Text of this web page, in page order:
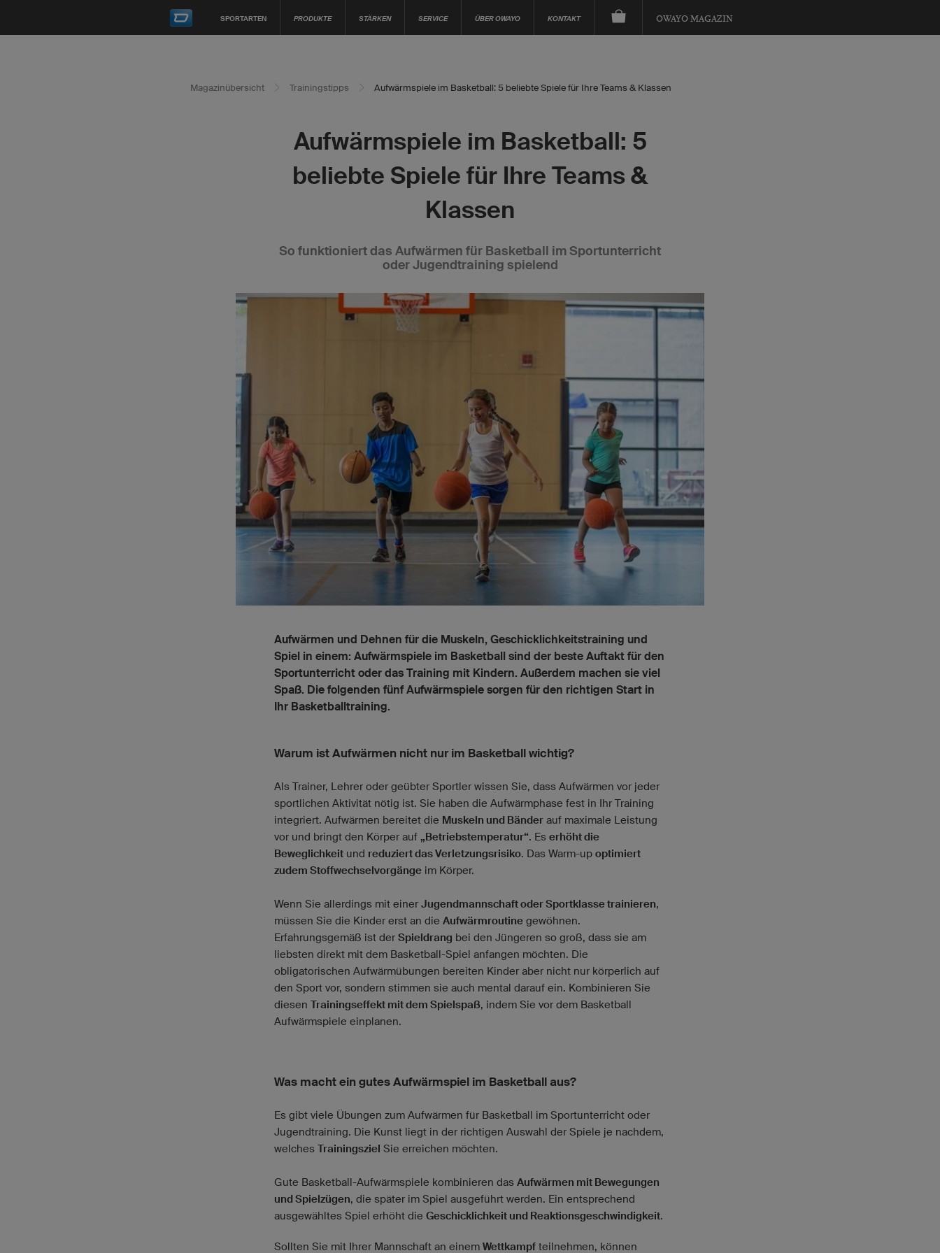
SPORTARTEN PRODUKTE STÄRKEN SERVICE ÜBER OWAYO KONTAKT OWAYO MAGAZIN
Magazinübersicht Trainingstipps Aufwärmspiele im Basketball: 5 beliebte Spiele für Ihre Teams & Klassen
Aufwärmspiele im Basketball: 5
beliebte Spiele für Ihre Teams &
Klassen
So funktioniert das Aufwärmen für Basketball im Sportunterricht
oder Jugendtraining spielend
Aufwärmen und Dehnen für die Muskeln, Geschicklichkeitstraining und
Spiel in einem: Aufwärmspiele im Basketball sind der beste Auftakt für den
Sportunterricht oder das Training mit Kindern. Außerdem machen sie viel
Spaß. Die folgenden fünf Aufwärmspiele sorgen für den richtigen Start in
Ihr Basketballtraining.
Warum ist Aufwärmen nicht nur im Basketball wichtig?
Als Trainer, Lehrer oder geübter Sportler wissen Sie, dass Aufwärmen vor jeder
sportlichen Aktivität nötig ist. Sie haben die Aufwärmphase fest in Ihr Training
integriert. Aufwärmen bereitet die Muskeln und Bänder auf maximale Leistung
vor und bringt den Körper auf „Betriebstemperatur“. Es erhöht die
Beweglichkeit und reduziert das Verletzungsrisiko. Das Warm-up optimiert
zudem Stoffwechselvorgänge im Körper.
Wenn Sie allerdings mit einer Jugendmannschaft oder Sportklasse trainieren,
müssen Sie die Kinder erst an die Aufwärmroutine gewöhnen.
Erfahrungsgemäß ist der Spieldrang bei den Jüngeren so groß, dass sie am
liebsten direkt mit dem Basketball-Spiel anfangen möchten. Die
obligatorischen Aufwärmübungen bereiten Kinder aber nicht nur körperlich auf
den Sport vor, sondern stimmen sie auch mental darauf ein. Kombinieren Sie
diesen Trainingseffekt mit dem Spielspaß, indem Sie vor dem Basketball
Aufwärmspiele einplanen.
Was macht ein gutes Aufwärmspiel im Basketball aus?
Es gibt viele Übungen zum Aufwärmen für Basketball im Sportunterricht oder
Jugendtraining. Die Kunst liegt in der richtigen Auswahl der Spiele je nachdem,
welches Trainingsziel Sie erreichen möchten.
Gute Basketball-Aufwärmspiele kombinieren das Aufwärmen mit Bewegungen
und Spielzügen, die später im Spiel ausgeführt werden. Ein entsprechend
ausgewähltes Spiel erhöht die Geschicklichkeit und Reaktionsgeschwindigkeit.
Sollten Sie mit Ihrer Mannschaft an einem Wettkampf teilnehmen, können